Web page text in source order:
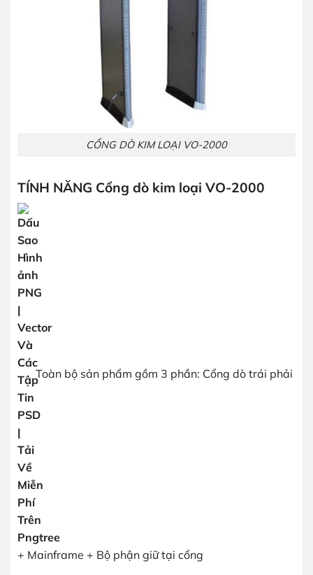
CỔNG DÒ KIM LOẠI VO-2000
TÍNH NĂNG Cổng dò kim loại VO-2000
Toàn bộ sản phẩm gồm 3 phần: Cổng dò trái phải
+ Mainframe + Bộ phận giữ tại cổng